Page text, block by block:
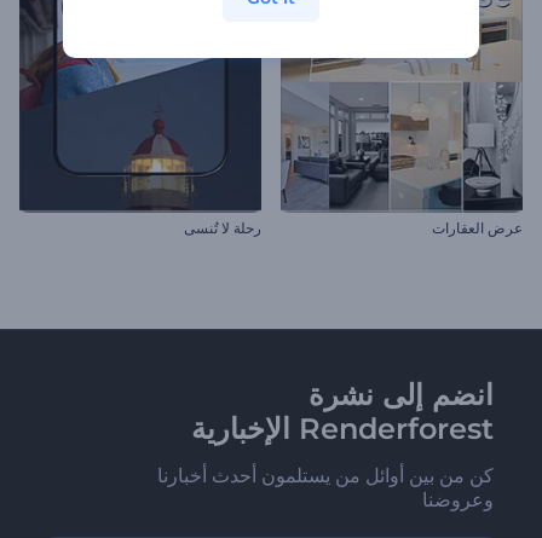
عرض العقارات رحلة لا تُنسى
انضم إلى نشرة
Renderforest الإخبارية
كن من بين أوائل من يستلمون أحدث أخبارنا
وعروضنا